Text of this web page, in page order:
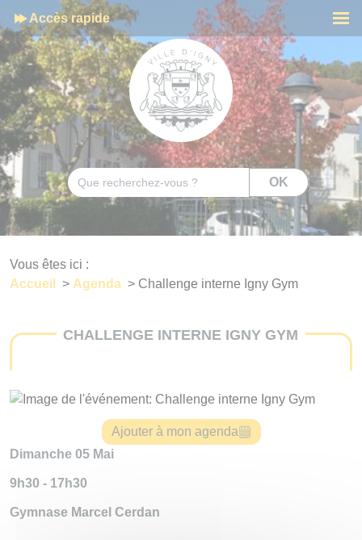
Accès rapide
Rechercher OK
Vous êtes ici :
Accueil
> Agenda > Challenge interne Igny Gym
CHALLENGE INTERNE IGNY GYM
Ajouter à mon agenda
Dimanche 05 Mai
9h30 - 17h30
Gymnase Marcel Cerdan
Cookies management panel